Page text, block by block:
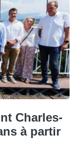
Charles-
à partir